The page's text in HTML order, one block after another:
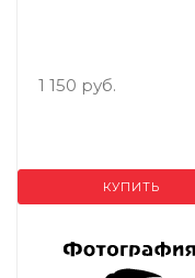
1 150 руб.
КУПИТЬ